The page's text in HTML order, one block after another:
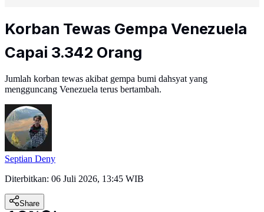
Korban Tewas Gempa Venezuela
Capai 3.342 Orang
Jumlah korban tewas akibat gempa bumi dahsyat yang
mengguncang Venezuela terus bertambah.
Septian Deny
Diterbitkan: 06 Juli 2026, 13:45 WIB
Share